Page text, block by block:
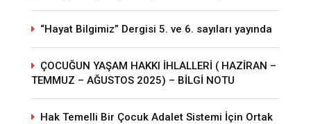
“Hayat Bilgimiz” Dergisi 5. ve 6. sayıları yayında
ÇOCUĞUN YAŞAM HAKKI İHLALLERİ ( HAZİRAN –
TEMMUZ – AĞUSTOS 2025) – BİLGİ NOTU
Hak Temelli Bir Çocuk Adalet Sistemi İçin Ortak